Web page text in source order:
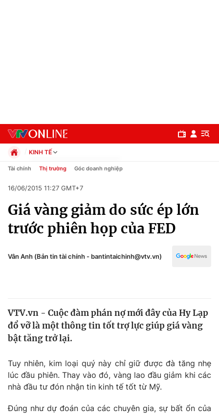
Chuyên mục
Chính trị
Thế giới
Thế giới đó đây
Câu chuyện quốc tế
Kinh tế
Tài chính
Thị trường
Dữ liệu và đời sống
KINH TẾ
Chính trị
Pháp luật
Kinh tế
Thể thao
Truyền hình
Y tế
Tài chính Thị trường Góc doanh nghiệp
16/06/2015 11:27 GMT+7
Giá vàng giảm do sức ép lớn
trước phiên họp của FED
Vân Anh (Bản tin tài chính - bantintaichinh@vtv.vn)
VTV.vn - Cuộc đàm phán nợ mới đây của Hy Lạp
đổ vỡ là một thông tin tốt trợ lực giúp giá vàng
bật tăng trở lại.
Tuy nhiên, kim loại quý này chỉ giữ được đà tăng nhẹ
lúc đầu phiên. Thay vào đó, vàng lao đầu giảm khi các
nhà đầu tư đón nhận tin kinh tế tốt từ Mỹ.
Đúng như dự đoán của các chuyên gia, sự bất ổn của